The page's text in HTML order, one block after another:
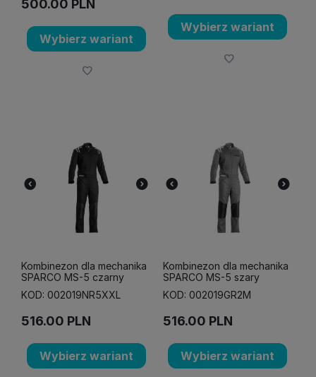
500.00 PLN
Wybierz wariant
Wybierz wariant
Kombinezon dla mechanika
SPARCO MS-5 czarny
KOD: 002019NR5XXL
516.00 PLN
Wybierz wariant
Kombinezon dla mechanika
SPARCO MS-5 szary
KOD: 002019GR2M
516.00 PLN
Wybierz wariant